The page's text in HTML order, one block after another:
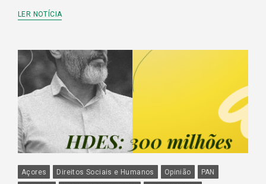
LER NOTÍCIA
Açores Direitos Sociais e Humanos Opinião
PAN